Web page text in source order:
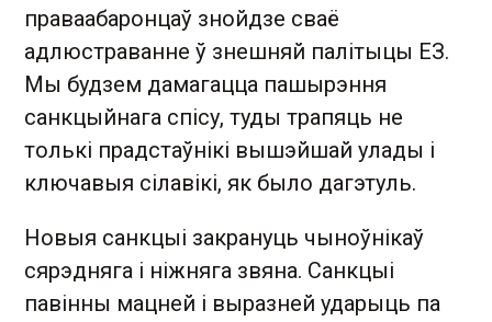
праваабаронцаў знойдзе сваё
адлюстраванне ў знешняй палітыцы ЕЗ.
Мы будзем дамагацца пашырэння
санкцыйнага спісу, туды трапяць не
толькі прадстаўнікі вышэйшай улады і
ключавыя сілавікі, як было дагэтуль.
Новыя санкцыі закрануць чыноўнікаў
сярэдняга і ніжняга звяна. Санкцыі
павінны мацней і выразней ударыць па